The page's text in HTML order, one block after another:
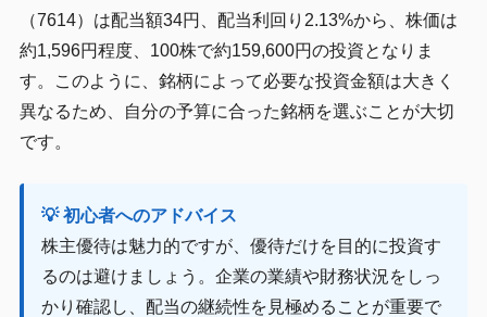
（7614）は配当額34円、配当利回り2.13%から、株価は
約1,596円程度、100株で約159,600円の投資となりま
す。このように、銘柄によって必要な投資金額は大きく
異なるため、自分の予算に合った銘柄を選ぶことが大切
です。
💡 初心者へのアドバイス
株主優待は魅力的ですが、優待だけを目的に投資す
るのは避けましょう。企業の業績や財務状況をしっ
かり確認し、配当の継続性を見極めることが重要で